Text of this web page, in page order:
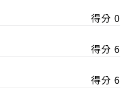
得分 0
得分 6
得分 6
費，繳費資訊如下
員入會時繳納；常年會